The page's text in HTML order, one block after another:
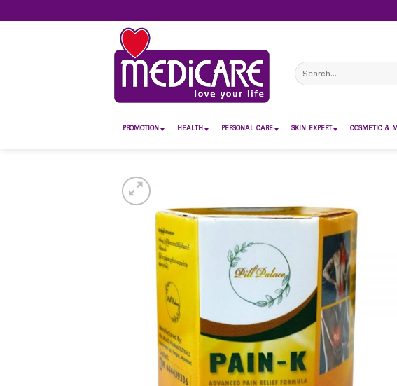
to
Search
for:
PROMOTION HEALTH PERSONAL CARE SKIN EXPERT COSMETIC &